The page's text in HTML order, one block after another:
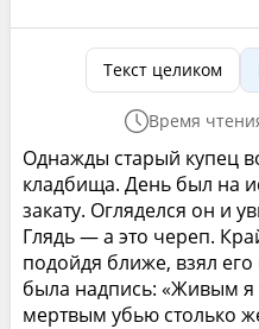
Текст целиком
Время
Однажды старый купец
кладбища. День был на
закату. Огляделся он и
Глядь — а это череп.
подойдя ближе, взял
была надпись: «Живым я
мертвым убью столько